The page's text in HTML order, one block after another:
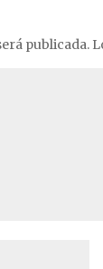
publicada.